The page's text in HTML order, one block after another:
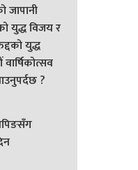
जापानी
युद्ध विजय र
युद्ध
?